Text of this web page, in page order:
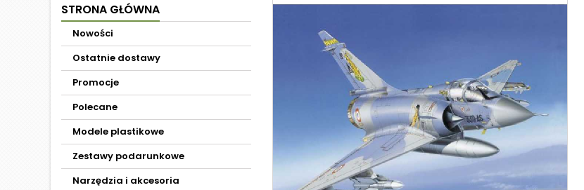
STRONA GŁÓWNA
Nowości
Ostatnie dostawy
Promocje
Polecane
Modele plastikowe
Zestawy podarunkowe
Narzędzia i akcesoria